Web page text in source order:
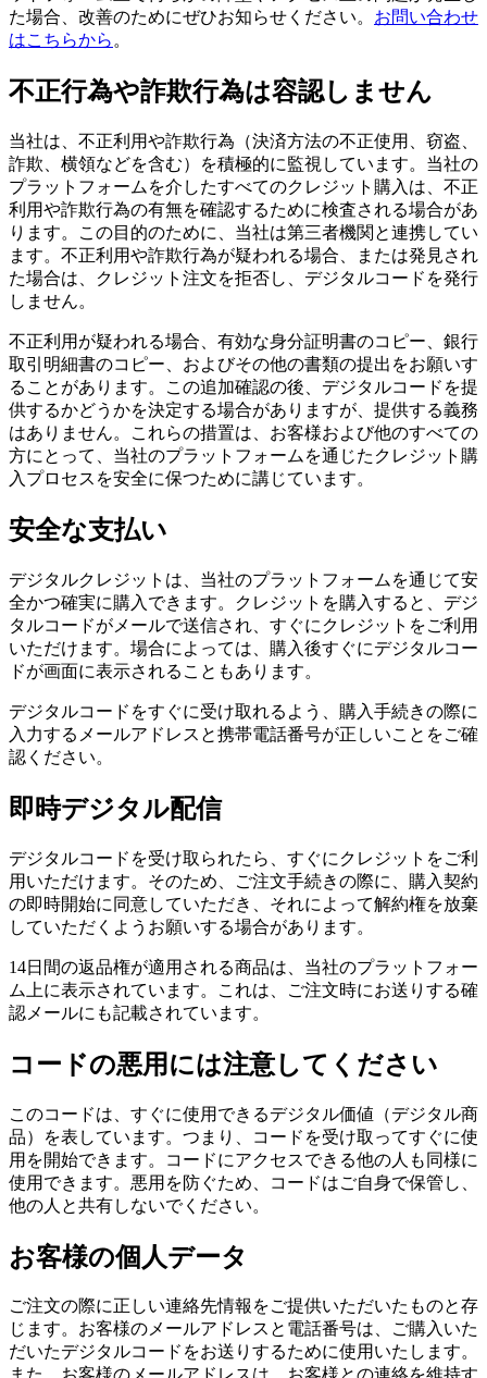
た場合、改善のためにぜひお知らせください。 お問い合わせ
はこちらから 。
不正行為や詐欺行為は容認しません
当社は、不正利用や詐欺行為（決済方法の不正使用、窃盗、
詐欺、横領などを含む）を積極的に監視しています。当社の
プラットフォームを介したすべてのクレジット購入は、不正
利用や詐欺行為の有無を確認するために検査される場合があ
ります。この目的のために、当社は第三者機関と連携してい
ます。不正利用や詐欺行為が疑われる場合、または発見され
た場合は、クレジット注文を拒否し、デジタルコードを発行
しません。
不正利用が疑われる場合、有効な身分証明書のコピー、銀行
取引明細書のコピー、およびその他の書類の提出をお願いす
ることがあります。この追加確認の後、デジタルコードを提
供するかどうかを決定する場合がありますが、提供する義務
はありません。これらの措置は、お客様および他のすべての
方にとって、当社のプラットフォームを通じたクレジット購
入プロセスを安全に保つために講じています。
安全な支払い
デジタルクレジットは、当社のプラットフォームを通じて安
全かつ確実に購入できます。クレジットを購入すると、デジ
タルコードがメールで送信され、すぐにクレジットをご利用
いただけます。場合によっては、購入後すぐにデジタルコー
ドが画面に表示されることもあります。
デジタルコードをすぐに受け取れるよう、購入手続きの際に
入力するメールアドレスと携帯電話番号が正しいことをご確
認ください。
即時デジタル配信
デジタルコードを受け取られたら、すぐにクレジットをご利
用いただけます。そのため、ご注文手続きの際に、購入契約
の即時開始に同意していただき、それによって解約権を放棄
していただくようお願いする場合があります。
14日間の返品権が適用される商品は、当社のプラットフォー
ム上に表示されています。これは、ご注文時にお送りする確
認メールにも記載されています。
コードの悪用には注意してください
このコードは、すぐに使用できるデジタル価値（デジタル商
品）を表しています。つまり、コードを受け取ってすぐに使
用を開始できます。コードにアクセスできる他の人も同様に
使用できます。悪用を防ぐため、コードはご自身で保管し、
他の人と共有しないでください。
お客様の個人データ
ご注文の際に正しい連絡先情報をご提供いただいたものと存
じます。お客様のメールアドレスと電話番号は、ご購入いた
だいたデジタルコードをお送りするために使用いたします。